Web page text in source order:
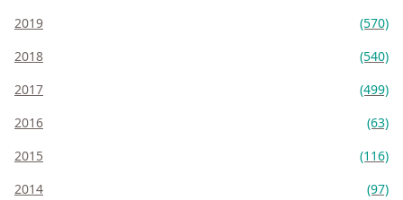
2019
(570)
2018
(540)
2017
(499)
2016
(63)
2015
(116)
2014
(97)